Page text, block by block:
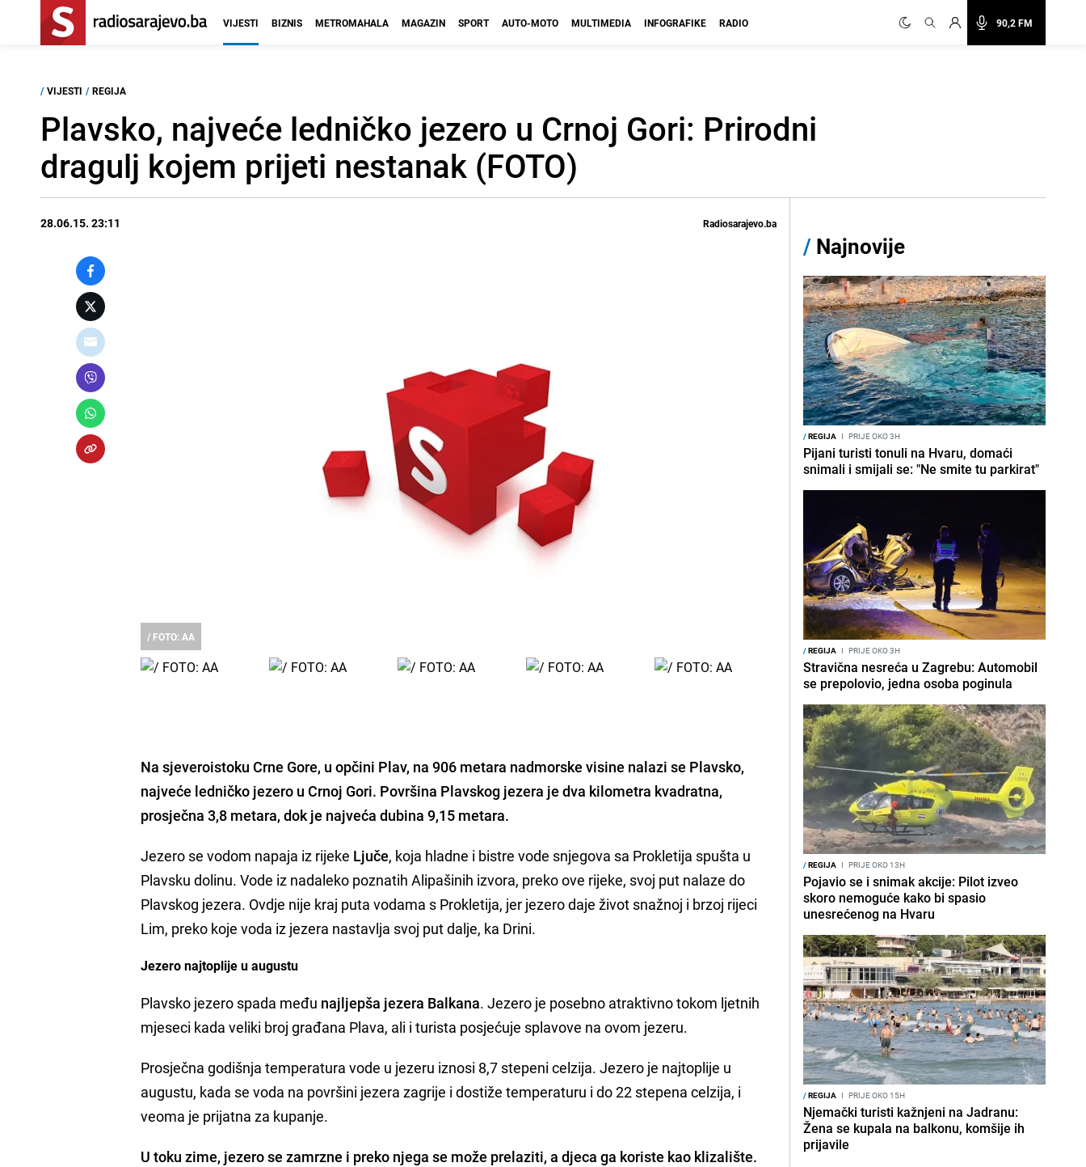
90,2 FM
VIJESTI BIZNIS METROMAHALA MAGAZIN SPORT AUTO-MOTO MULTIMEDIA INFOGRAFIKE RADIO
/ VIJESTI / REGIJA
Plavsko, najveće ledničko jezero u Crnoj Gori: Prirodni
dragulj kojem prijeti nestanak (FOTO)
28.06.15. 23:11 Radiosarajevo.ba
/ FOTO: AA
Na sjeveroistokuCrne Gore, u opčini Plav, na 906 metara nadmorske visine nalazi se Plavsko,
najveće ledničko jezero u Crnoj Gori. Površina Plavskog jezera je dva kilometra kvadratna,
prosječna 3,8 metara, dok je najveća dubina 9,15 metara.
Jezero se vodom napaja iz rijeke Ljuče, koja hladne i bistre vode snjegova sa Prokletija spušta u
Plavsku dolinu. Vode iz nadaleko poznatih Alipašinih izvora, preko ove rijeke, svoj put nalaze do
Plavskog jezera. Ovdje nije kraj puta vodama s Prokletija, jer jezero daje život snažnoj i brzoj rijeci
Lim, preko koje voda iz jezera nastavlja svoj put dalje, ka Drini.
Jezero najtoplije u augustu
Plavsko jezero spada među najljepša jezera Balkana. Jezero je posebno atraktivno tokom ljetnih
mjeseci kada veliki broj građana Plava, ali i turista posjećuje splavove na ovom jezeru.
Prosječna godišnja temperatura vode u jezeru iznosi 8,7 stepeni celzija. Jezero je najtoplije u
augustu, kada se voda na površini jezera zagrije i dostiže temperaturu i do 22 stepena celzija, i
veoma je prijatna za kupanje.
U toku zime, jezero se zamrzne i preko njega se može prelaziti, a djeca ga koriste kao klizalište.
/ Najnovije
/REGIJA I PRIJE OKO 3H
Pijani turisti tonuli na Hvaru, domaći
snimali i smijali se: "Ne smite tu parkirat"
/REGIJA I PRIJE OKO 3H
Stravična nesreća u Zagrebu: Automobil
se prepolovio, jedna osoba poginula
/REGIJA I PRIJE OKO 13H
Pojavio se i snimak akcije: Pilot izveo
skoro nemoguće kako bi spasio
unesrećenog na Hvaru
/REGIJA I PRIJE OKO 15H
Njemački turisti kažnjeni na Jadranu:
Žena se kupala na balkonu, komšije ih
prijavile